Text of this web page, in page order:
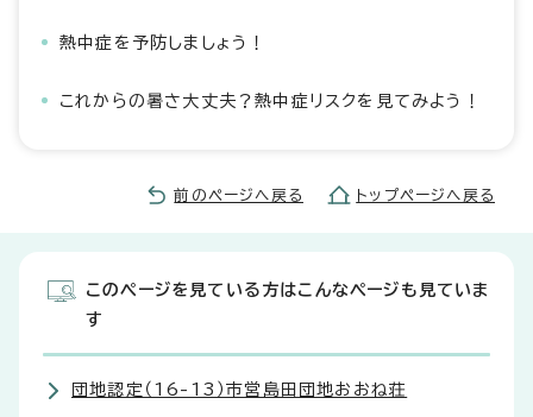
熱中症を予防しましょう！
これからの暑さ大丈夫？熱中症リスクを見てみよう！
前のページへ戻る トップページへ戻る
このページを見ている方はこんなページも見ていま
す
団地認定（16-13）市営島田団地おおね荘